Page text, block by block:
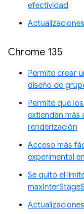
efectividad
Chrome 135
Permite crear
diseño de
Permite que
extiendan más
renderización
Acceso más
experimental
Se quitó el